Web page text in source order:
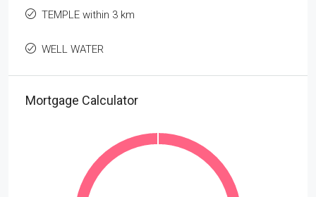
TEMPLE within 3 km
WELL WATER
Mortgage Calculator